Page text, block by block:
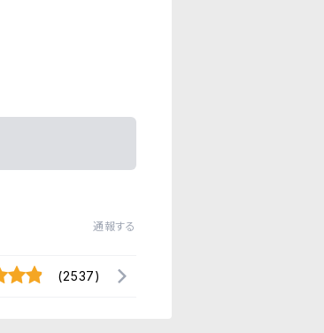
通報する
(2537)